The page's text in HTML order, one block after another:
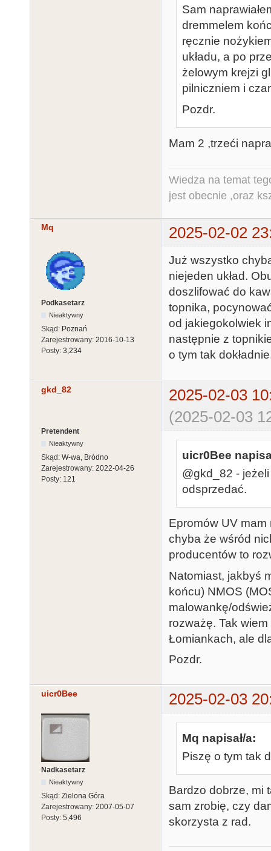
Sam
dremmelem
ręcznie
układu, a po
żelowym krejzi
pilniczniem i
Pozdr.
Mam 2 ,trzeći
Wiedza na temat
jest obecnie ,oraz
Mq 2025-02-02
Podkasetarz
Nieaktywny
Skąd: Poznań
Zarejestrowany: 2016-10-13
Posty: 3,234
Już wszystko
niejeden układ.
doszlifować do
topnika,
od jakiegokolwiek
następnie z
o tym tak
gkd_82
2025-02-03
(2025-02-03
Pretendent
Nieaktywny
Skąd: W-wa, Bródno
Zarejestrowany: 2022-04-26
Posty: 121
uicr0Bee
@gkd_82 -
odsprzedać.
Epromów UV
chyba że wśród
producentów to
Natomiast, jakbyś
końcu) NMOS
malowankę/
rozważę. Tak
Łomiankach, ale
Pozdr.
uicr0Bee 2025-02-03
Nadkasetarz
Nieaktywny
Skąd: Zielona Góra
Zarejestrowany: 2007-05-07
Posty: 5,496
Mq napisał/a:
Piszę o tym tak
Bardzo dobrze, mi
sam zrobię, czy
skorzysta z rad.